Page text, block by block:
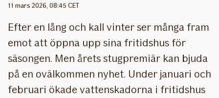
11 mars 2026, 08:45 CET
Efter en lång och kall vinter ser många fram
emot att öppna upp sina fritidshus för
säsongen. Men årets stugpremiär kan bjuda
på en ovälkommen nyhet. Under januari och
februari ökade vattenskadorna i fritidshus